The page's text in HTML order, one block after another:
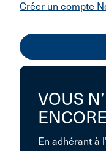
Créer un compte
VOUS
En adhérant à